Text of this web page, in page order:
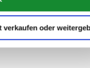
verkaufen oder